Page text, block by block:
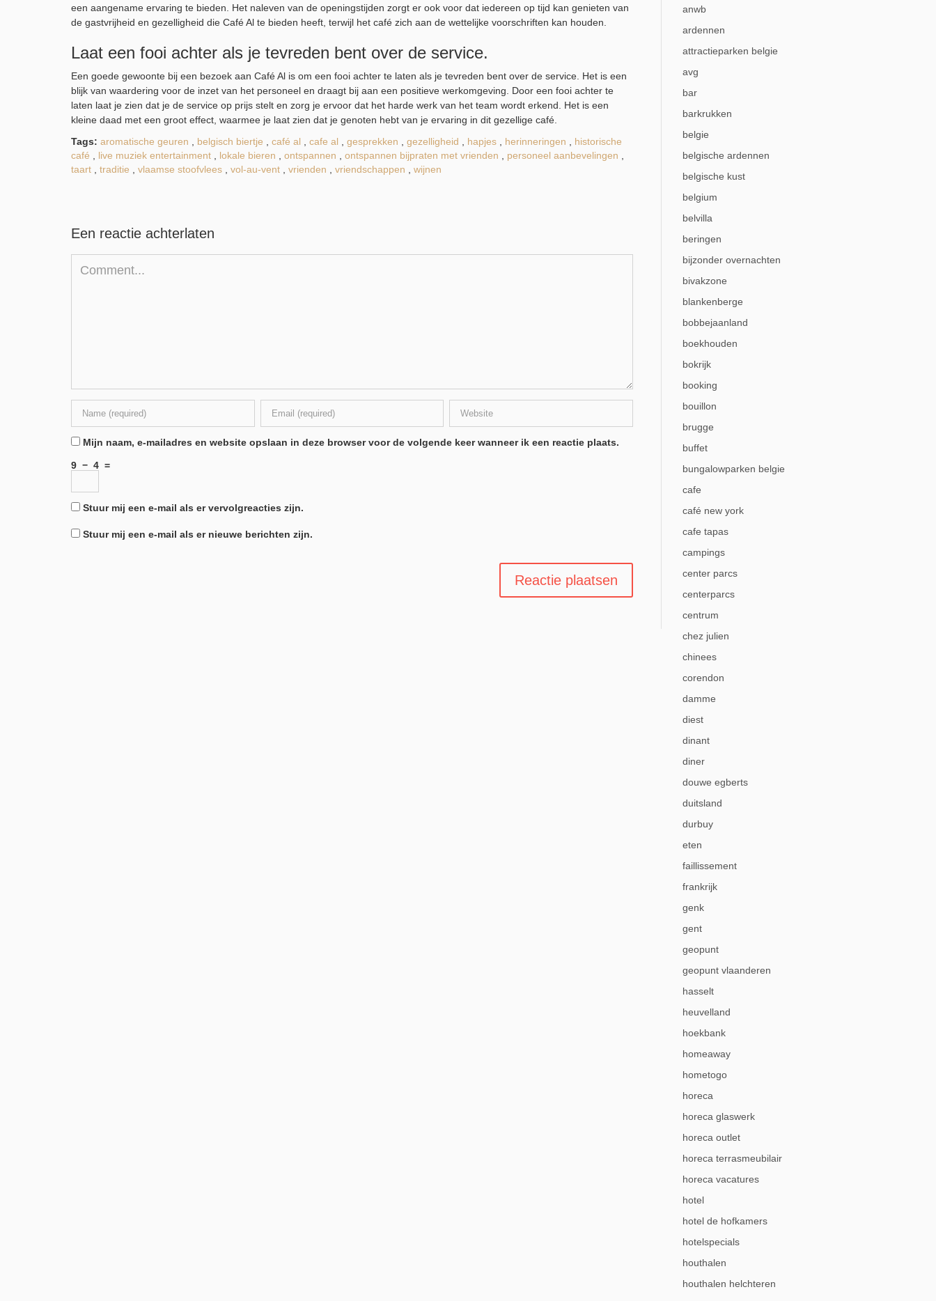
een aangename ervaring te bieden. Het naleven van de openingstijden zorgt er ook voor dat iedereen op tijd kan genieten van
de gastvrijheid en gezelligheid die Café Al te bieden heeft, terwijl het café zich aan de wettelijke voorschriften kan houden.
Laat een fooi achter als je tevreden bent over de service.
Een goede gewoonte bij een bezoek aan Café Al is om een fooi achter te laten als je tevreden bent over de service. Het is een
blijk van waardering voor de inzet van het personeel en draagt bij aan een positieve werkomgeving. Door een fooi achter te
laten laat je zien dat je de service op prijs stelt en zorg je ervoor dat het harde werk van het team wordt erkend. Het is een
kleine daad met een groot effect, waarmee je laat zien dat je genoten hebt van je ervaring in dit gezellige café.
Tags: aromatische geuren belgisch biertje café al cafe al gesprekken gezelligheid hapjes herinneringen
historische
café
live muziek entertainment lokale bieren ontspannen ontspannen bijpraten met vrienden personeel aanbevelingen
taart
traditie vlaamse stoofvlees vol-au-vent vrienden vriendschappen wijnen
Een reactie achterlaten
Mijn naam, e-mailadres en website opslaan in deze browser voor de volgende keer wanneer ik een reactie plaats.
9 − 4 =
Stuur mij een e-mail als er vervolgreacties zijn.
Stuur mij een e-mail als er nieuwe berichten zijn.
anwb
ardennen
attractieparken belgie
avg
bar
barkrukken
belgie
belgische ardennen
belgische kust
belgium
belvilla
beringen
bijzonder overnachten
bivakzone
blankenberge
bobbejaanland
boekhouden
bokrijk
booking
bouillon
brugge
buffet
bungalowparken belgie
cafe
café new york
cafe tapas
campings
center parcs
centerparcs
centrum
chez julien
chinees
corendon
damme
diest
dinant
diner
douwe egberts
duitsland
durbuy
eten
faillissement
frankrijk
genk
gent
geopunt
geopunt vlaanderen
hasselt
heuvelland
hoekbank
homeaway
hometogo
horeca
horeca glaswerk
horeca outlet
horeca terrasmeubilair
horeca vacatures
hotel
hotel de hofkamers
hotelspecials
houthalen
houthalen helchteren